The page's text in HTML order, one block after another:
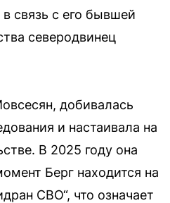
связь с его бывшей
северодвинец
добивалась
и настаивала на
В 2025 году она
Берг находится на
СВО“, что означает